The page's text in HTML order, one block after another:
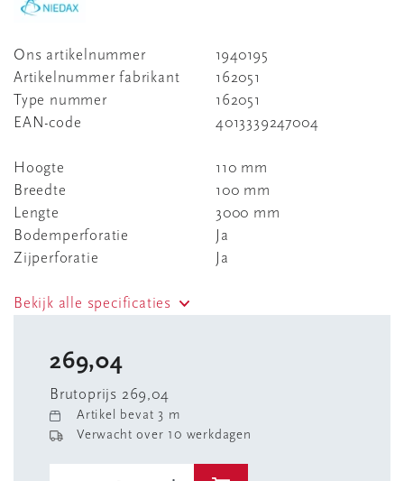
Ons artikelnummer
1940195
Artikelnummer fabrikant
162051
Type nummer
162051
EAN-code
4013339247004
Hoogte
110 mm
Breedte
100 mm
Lengte
3000 mm
Bodemperforatie
Ja
Zijperforatie
Ja
Bekijk alle specificaties
269,04
Brutoprijs 269,04
Artikel bevat 3 m
Verwacht over 10 werkdagen